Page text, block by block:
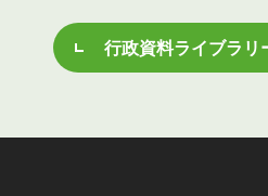
行政資料ライブラリ